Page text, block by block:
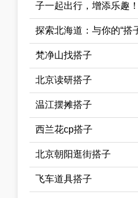
子一起出行，增添乐趣！
探索北海道：与你的“搭
梵净山找搭子
北京读研搭子
温江摆摊搭子
西兰花cp搭子
北京朝阳逛街搭子
飞车道具搭子